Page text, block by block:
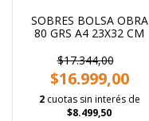
SOBRES BOLSA OBRA
80 GRS A4 23X32 CM
$17.344,00
$16.999,00
2 cuotas sin interés de
$8.499,50